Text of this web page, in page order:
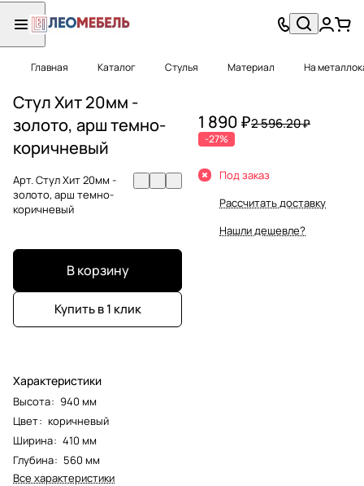
Главная Каталог Стулья Материал На
Стул Хит 20мм -
золото, арш темно-
коричневый
Арт.Стул Хит 20мм -
золото, арш темно-
коричневый
В корзину
Купить в 1 клик
Характеристики
Высота: 940 мм
Цвет: коричневый
Ширина: 410 мм
Глубина: 560 мм
Все характеристики
1 890 ₽2 596.20 ₽
-27%
Под заказ
Рассчитать доставку
Нашли дешевле?